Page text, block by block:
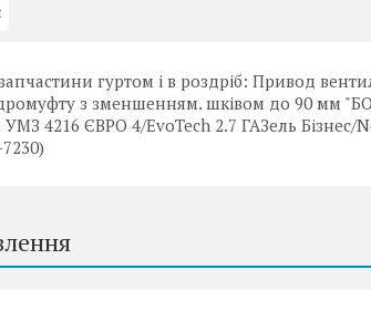
гуртом і в роздріб: Привод
з зменшенням. шківом до 90 мм
4216 ЄВРО 4/EvoTech 2.7 ГАЗель